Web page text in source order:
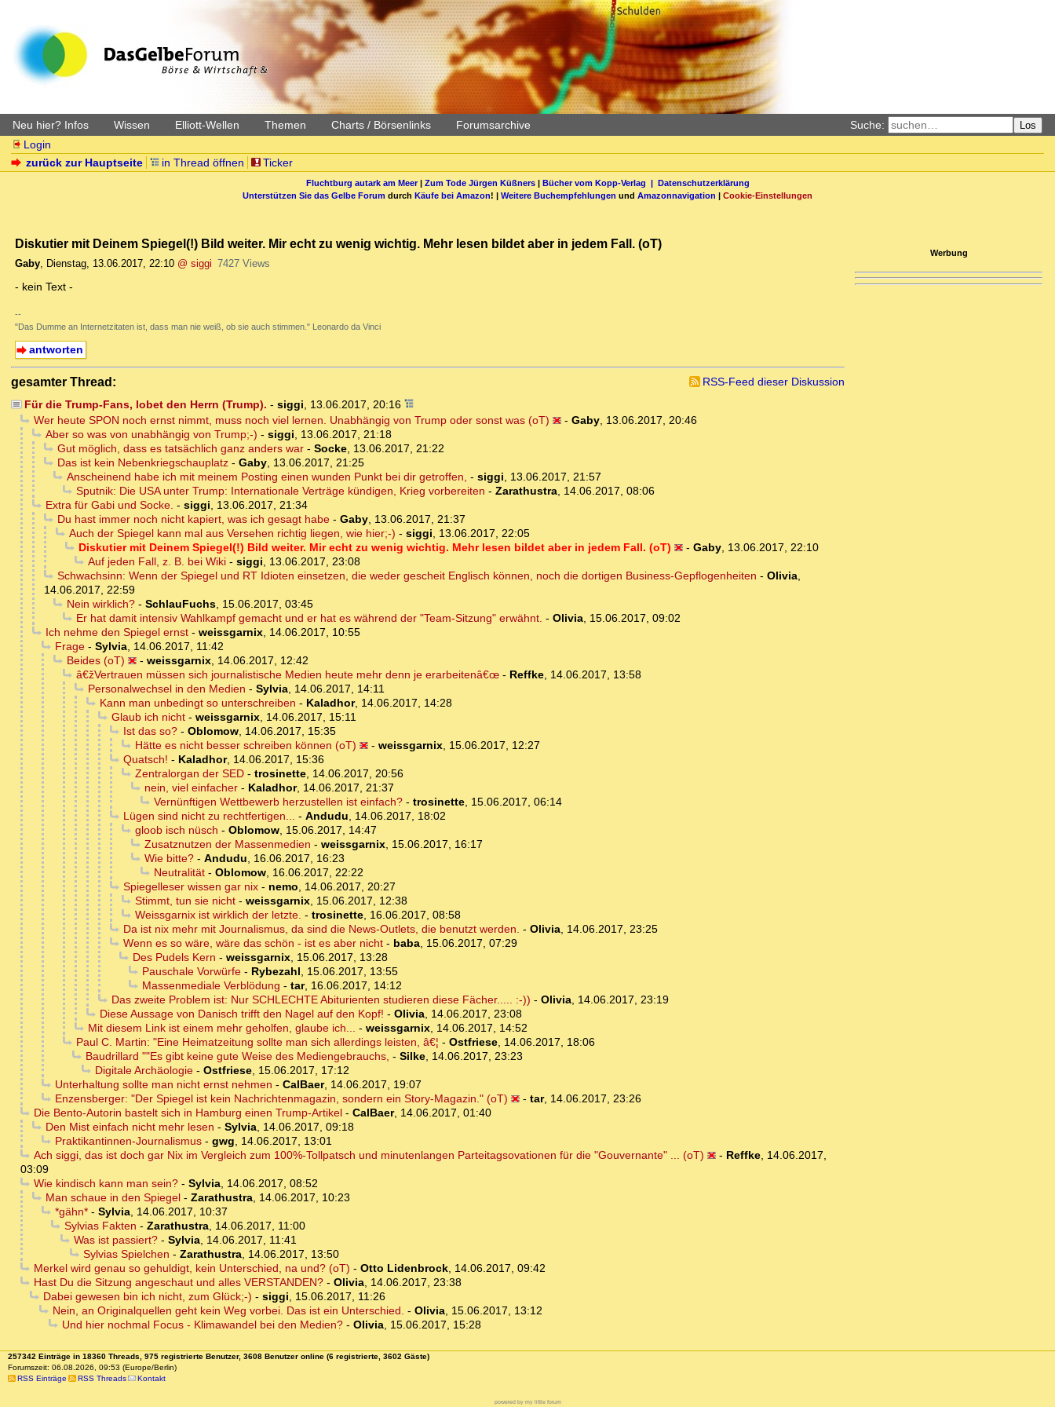
Neu hier? Infos Wissen Elliott-Wellen Themen Charts / Börsenlinks Forumsarchive Suche: Los
Login
zurück zur Hauptseite
in Thread öffnen Ticker
Fluchtburg autark am Meer| Zum Tode Jürgen Küßners| Bücher vom Kopp-Verlag | Datenschutzerklärung
Unterstützen Sie das Gelbe Forum durch Käufe bei Amazon! | Weitere Buchempfehlungen und Amazonnavigation | Cookie-Einstellungen
Diskutier mit Deinem Spiegel(!) Bild weiter. Mir echt zu wenig wichtig. Mehr lesen bildet aber in jedem Fall. (oT)
Gaby, Dienstag, 13.06.2017, 22:10 @ siggi 7427 Views
- kein Text -
--
"Das Dumme an Internetzitaten ist, dass man nie weiß, ob sie auch stimmen." Leonardo da Vinci
antworten
gesamter Thread:
RSS-Feed dieser Diskussion
Für die Trump-Fans, lobet den Herrn (Trump). - siggi, 13.06.2017, 20:16
Wer heute SPON noch ernst nimmt, muss noch viel lernen. Unabhängig von Trump oder sonst was (oT)
- Gaby, 13.06.2017, 20:46
Aber so was von unabhängig von Trump;-) - siggi, 13.06.2017, 21:18
Gut möglich, dass es tatsächlich ganz anders war- Socke, 13.06.2017, 21:22
Das ist kein Nebenkriegschauplatz- Gaby, 13.06.2017, 21:25
Anscheinend habe ich mit meinem Posting einen wunden Punkt bei dir getroffen, - siggi, 13.06.2017, 21:57
Sputnik: Die USA unter Trump: Internationale Verträge kündigen, Krieg vorbereiten - Zarathustra, 14.06.2017, 08:06
Extra für Gabi und Socke. - siggi, 13.06.2017, 21:34
Du hast immer noch nicht kapiert, was ich gesagt habe- Gaby, 13.06.2017, 21:37
Auch der Spiegel kann mal aus Versehen richtig liegen, wie hier;-) - siggi, 13.06.2017, 22:05
Diskutier mit Deinem Spiegel(!) Bild weiter. Mir echt zu wenig wichtig. Mehr lesen bildet aber in jedem Fall. (oT)
- Gaby, 13.06.2017, 22:10
Auf jeden Fall, z. B. bei Wiki- siggi, 13.06.2017, 23:08
Schwachsinn: Wenn der Spiegel und RT Idioten einsetzen, die weder gescheit Englisch können, noch die dortigen Business-Gepflogenheiten - Olivia,
14.06.2017, 22:59
Nein wirklich?- SchlauFuchs, 15.06.2017, 03:45
Er hat damit intensiv Wahlkampf gemacht und er hat es während der "Team-Sitzung" erwähnt. - Olivia, 15.06.2017, 09:02
Ich nehme den Spiegel ernst- weissgarnix, 14.06.2017, 10:55
Frage- Sylvia, 14.06.2017, 11:42
Beides (oT)
- weissgarnix, 14.06.2017, 12:42
â€žVertrauen müssen sich journalistische Medien heute mehr denn je erarbeitenâ€œ- Reffke, 14.06.2017, 13:58
Personalwechsel in den Medien - Sylvia, 14.06.2017, 14:11
Kann man unbedingt so unterschreiben - Kaladhor, 14.06.2017, 14:28
Glaub ich nicht- weissgarnix, 14.06.2017, 15:11
Ist das so?- Oblomow, 14.06.2017, 15:35
Hätte es nicht besser schreiben können (oT)
- weissgarnix, 15.06.2017, 12:27
Quatsch! - Kaladhor, 14.06.2017, 15:36
Zentralorgan der SED- trosinette, 14.06.2017, 20:56
nein, viel einfacher- Kaladhor, 14.06.2017, 21:37
Vernünftigen Wettbewerb herzustellen ist einfach?- trosinette, 15.06.2017, 06:14
Lügen sind nicht zu rechtfertigen... - Andudu, 14.06.2017, 18:02
gloob isch nüsch - Oblomow, 15.06.2017, 14:47
Zusatznutzen der Massenmedien - weissgarnix, 15.06.2017, 16:17
Wie bitte?- Andudu, 16.06.2017, 16:23
Neutralität- Oblomow, 16.06.2017, 22:22
Spiegelleser wissen gar nix- nemo, 14.06.2017, 20:27
Stimmt, tun sie nicht- weissgarnix, 15.06.2017, 12:38
Weissgarnix ist wirklich der letzte. - trosinette, 16.06.2017, 08:58
Da ist nix mehr mit Journalismus, da sind die News-Outlets, die benutzt werden. - Olivia, 14.06.2017, 23:25
Wenn es so wäre, wäre das schön - ist es aber nicht- baba, 15.06.2017, 07:29
Des Pudels Kern - weissgarnix, 15.06.2017, 13:28
Pauschale Vorwürfe- Rybezahl, 15.06.2017, 13:55
Massenmediale Verblödung - tar, 16.06.2017, 14:12
Das zweite Problem ist: Nur SCHLECHTE Abiturienten studieren diese Fächer..... :-)) - Olivia, 14.06.2017, 23:19
Diese Aussage von Danisch trifft den Nagel auf den Kopf! - Olivia, 14.06.2017, 23:08
Mit diesem Link ist einem mehr geholfen, glaube ich... - weissgarnix, 14.06.2017, 14:52
Paul C. Martin: "Eine Heimatzeitung sollte man sich allerdings leisten, â€¦ - Ostfriese, 14.06.2017, 18:06
Baudrillard ""Es gibt keine gute Weise des Mediengebrauchs, - Silke, 14.06.2017, 23:23
Digitale Archäologie- Ostfriese, 15.06.2017, 17:12
Unterhaltung sollte man nicht ernst nehmen - CalBaer, 14.06.2017, 19:07
Enzensberger: "Der Spiegel ist kein Nachrichtenmagazin, sondern ein Story-Magazin." (oT)
- tar, 14.06.2017, 23:26
Die Bento-Autorin bastelt sich in Hamburg einen Trump-Artikel- CalBaer, 14.06.2017, 01:40
Den Mist einfach nicht mehr lesen - Sylvia, 14.06.2017, 09:18
Praktikantinnen-Journalismus- gwg, 14.06.2017, 13:01
Ach siggi, das ist doch gar Nix im Vergleich zum 100%-Tollpatsch und minutenlangen Parteitagsovationen für die "Gouvernante" ... (oT)
- Reffke, 14.06.2017,
03:09
Wie kindisch kann man sein?- Sylvia, 14.06.2017, 08:52
Man schaue in den Spiegel- Zarathustra, 14.06.2017, 10:23
*gähn*- Sylvia, 14.06.2017, 10:37
Sylvias Fakten - Zarathustra, 14.06.2017, 11:00
Was ist passiert?- Sylvia, 14.06.2017, 11:41
Sylvias Spielchen - Zarathustra, 14.06.2017, 13:50
Merkel wird genau so gehuldigt, kein Unterschied, na und? (oT) - Otto Lidenbrock, 14.06.2017, 09:42
Hast Du die Sitzung angeschaut und alles VERSTANDEN?- Olivia, 14.06.2017, 23:38
Dabei gewesen bin ich nicht, zum Glück;-) - siggi, 15.06.2017, 11:26
Nein, an Originalquellen geht kein Weg vorbei. Das ist ein Unterschied. - Olivia, 15.06.2017, 13:12
Und hier nochmal Focus - Klimawandel bei den Medien?- Olivia, 15.06.2017, 15:28
Werbung
257342 Einträge in 18360 Threads, 975 registrierte Benutzer, 3608 Benutzer online (6 registrierte, 3602 Gäste)
Forumszeit: 06.08.2026, 09:53 (Europe/Berlin)
RSS Einträge
RSS Threads Kontakt
powered by my little forum